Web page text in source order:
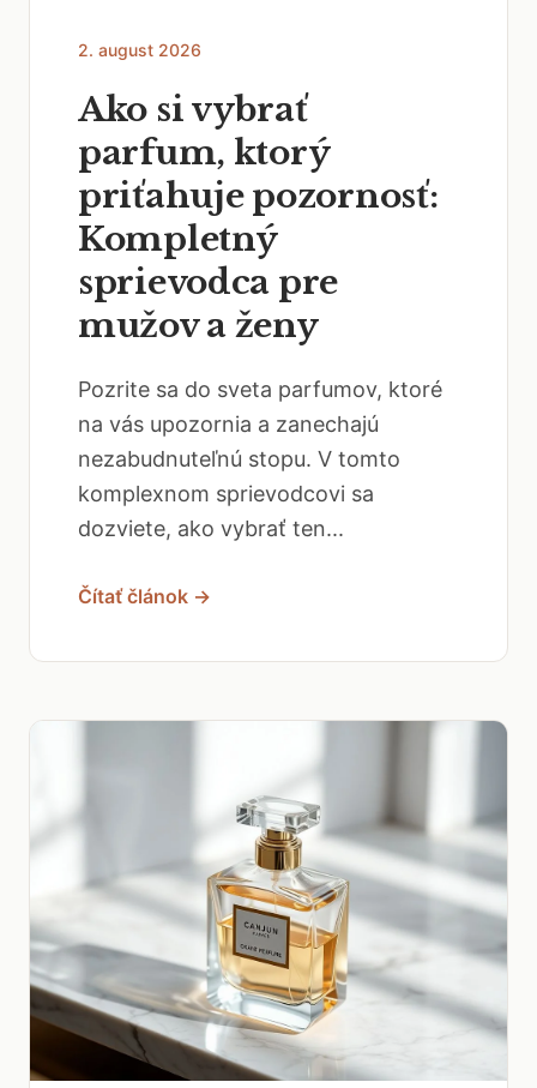
2. august 2026
Ako si vybrať
parfum, ktorý
priťahuje pozornosť:
Kompletný
sprievodca pre
mužov a ženy
Pozrite sa do sveta parfumov, ktoré
na vás upozornia a zanechajú
nezabudnuteľnú stopu. V tomto
komplexnom sprievodcovi sa
dozviete, ako vybrať ten...
Čítať článok →